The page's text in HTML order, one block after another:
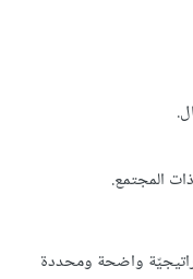
المجتمع.
واضحة ومحددة